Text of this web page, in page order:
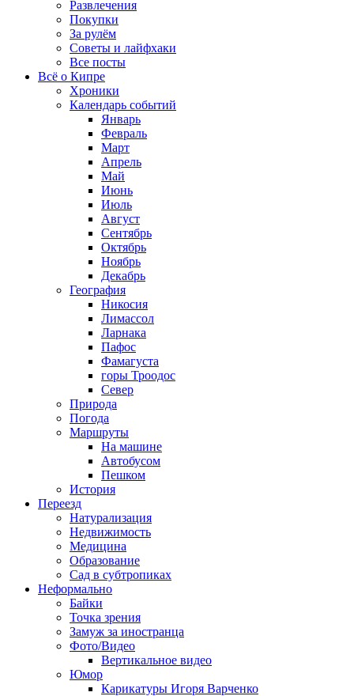
Развлечения
Покупки
За рулём
Советы и лайфхаки
Все посты
Всё о Кипре
Хроники
Календарь событий
Январь
Февраль
Март
Апрель
Май
Июнь
Июль
Август
Сентябрь
Октябрь
Ноябрь
Декабрь
География
Никосия
Лимассол
Ларнака
Пафос
Фамагуста
горы Троодос
Север
Природа
Погода
Маршруты
На машине
Автобусом
Пешком
История
Переезд
Натурализация
Недвижимость
Медицина
Образование
Сад в субтропиках
Неформально
Байки
Точка зрения
Замуж за иностранца
Фото/Видео
Вертикальное видео
Юмор
Карикатуры Игоря Варченко